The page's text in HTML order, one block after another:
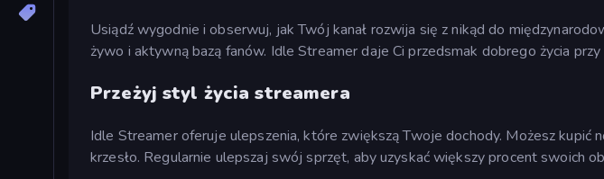
Usiądź wygodnie i obserwuj, jak Twój kanał rozwija się z nikąd do
żywo i aktywną bazą fanów. Idle Streamer daje Ci przedsmak dobrego życia przy
Przeżyj styl życia streamera
Idle Streamer oferuje ulepszenia, które zwiększą Twoje dochody. Możesz kupić
krzesło. Regularnie ulepszaj swój sprzęt, aby uzyskać większy procent swoich